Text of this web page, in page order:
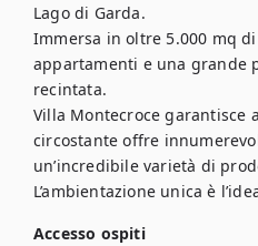
Lago di Garda.
Immersa in oltre 5.000 mq
appartamenti e una grande
recintata.
Villa Montecroce garantisce
circostante offre
un’incredibile varietà di
L’ambientazione unica è
Accesso ospiti